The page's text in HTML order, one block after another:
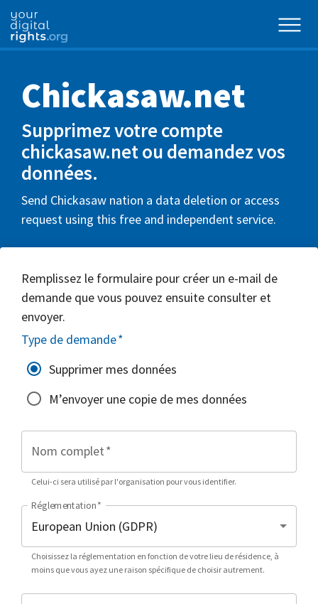
Chickasaw.net
Supprimez votre compte
chickasaw.net ou demandez vos
données.
Send Chickasaw nation a data deletion or access
request using this free and independent service.
Remplissez le formulaire pour créer un e-mail de
demande que vous pouvez ensuite consulter et
envoyer.
Type de demande*
Supprimer mes données
M’envoyer une copie de mes données
Nom complet*
Celui-ci sera utilisé par l'organisation pour vous identifier.
Réglementation*
Choisissez la réglementation en fonction de votre lieu de résidence, à
moins que vous ayez une raison spécifique de choisir autrement.